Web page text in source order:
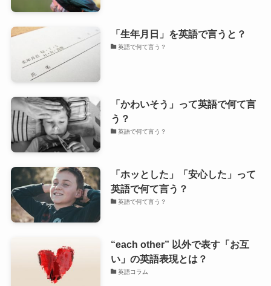
「生年月日」を英語で言うと？
英語で何て言う？
「かわいそう」って英語で何て言
う？
英語で何て言う？
「ホッとした」「安心した」って
英語で何て言う？
英語で何て言う？
“each other” 以外で表す「お互
い」の英語表現とは？
英語コラム